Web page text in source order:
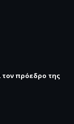
τον πρόεδρο της